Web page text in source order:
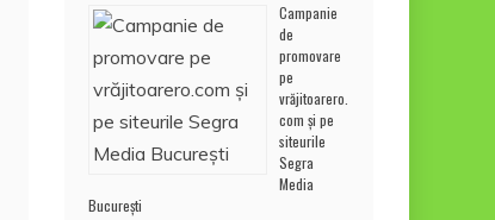
Campanie
de
promovare
pe
vrăjitoarero.
com și pe
siteurile
Segra
Media
București